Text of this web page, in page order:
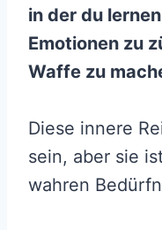
in der du
Emotionen zu
Waffe zu
Diese innere
sein, aber sie
wahren